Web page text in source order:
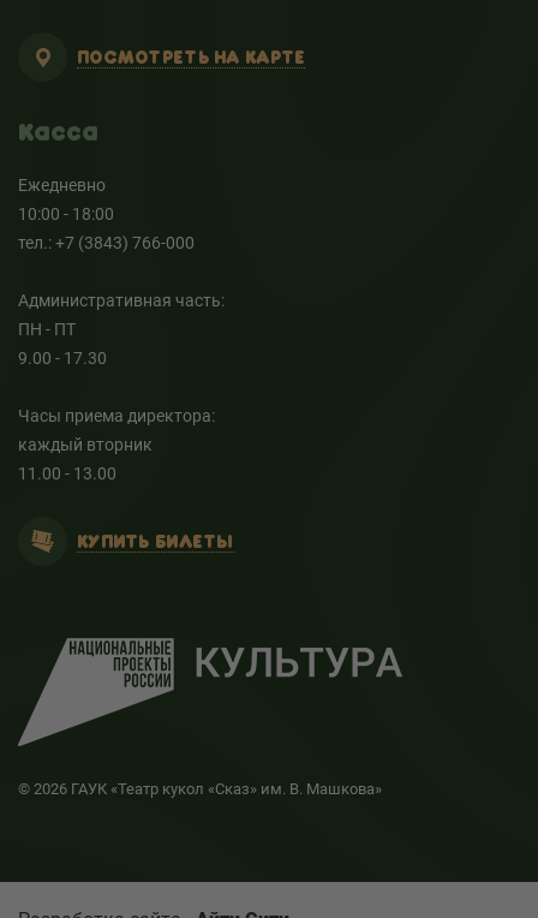
ПОСМОТРЕТЬ НА КАРТЕ
Касса
Ежедневно
10:00 - 18:00
тел.: +7 (3843) 766-000
Административная часть:
ПН - ПТ
9.00 - 17.30
Часы приема директора:
каждый вторник
11.00 - 13.00
КУПИТЬ БИЛЕТЫ
© 2026 ГАУК «Театр кукол «Сказ» им. В. Машкова»